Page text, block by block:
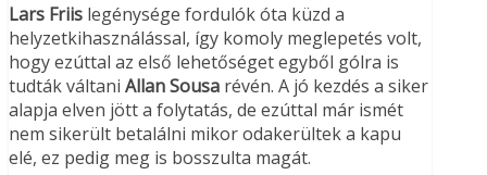
Lars Friis legénysége fordulók óta küzd a
helyzetkihasználással, így komoly meglepetés volt,
hogy ezúttal az első lehetőséget egyből gólra is
tudták váltani Allan Sousa révén. A jó kezdés a siker
alapja elven jött a folytatás, de ezúttal már ismét
nem sikerült betalálni mikor odakerültek a kapu
elé, ez pedig meg is bosszulta magát.